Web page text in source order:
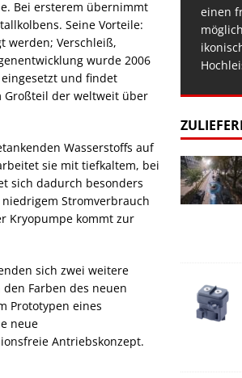
Bei ersterem übernimmt
Seine Vorteile:
werden; Verschleiß,
wurde 2006
und findet
der weltweit über
Wasserstoffs auf
sie mit tiefkaltem, bei
sich dadurch besonders
Stromverbrauch
Kryopumpe kommt zur
sich zwei weitere
Farben des neuen
Prototypen eines
neue
Antriebskonzept.
einen